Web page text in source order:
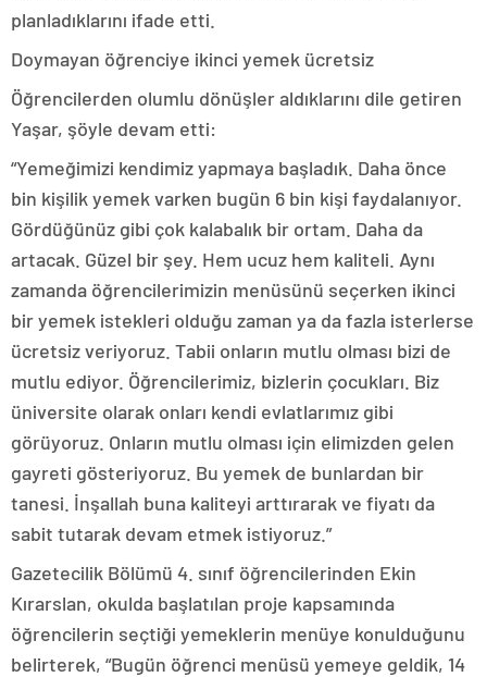
planladıklarını ifade etti.
Doymayan öğrenciye ikinci yemek ücretsiz
Öğrencilerden olumlu dönüşler aldıklarını dile getiren
Yaşar, şöyle devam etti:
“Yemeğimizi kendimiz yapmaya başladık. Daha önce
bin kişilik yemek varken bugün 6 bin kişi faydalanıyor.
Gördüğünüz gibi çok kalabalık bir ortam. Daha da
artacak. Güzel bir şey. Hem ucuz hem kaliteli. Aynı
zamanda öğrencilerimizin menüsünü seçerken ikinci
bir yemek istekleri olduğu zaman ya da fazla isterlerse
ücretsiz veriyoruz. Tabii onların mutlu olması bizi de
mutlu ediyor. Öğrencilerimiz, bizlerin çocukları. Biz
üniversite olarak onları kendi evlatlarımız gibi
görüyoruz. Onların mutlu olması için elimizden gelen
gayreti gösteriyoruz. Bu yemek de bunlardan bir
tanesi. İnşallah buna kaliteyi arttırarak ve fiyatı da
sabit tutarak devam etmek istiyoruz.”
Gazetecilik Bölümü 4. sınıf öğrencilerinden Ekin
Kırarslan, okulda başlatılan proje kapsamında
öğrencilerin seçtiği yemeklerin menüye konulduğunu
belirterek, “Bugün öğrenci menüsü yemeye geldik, 14